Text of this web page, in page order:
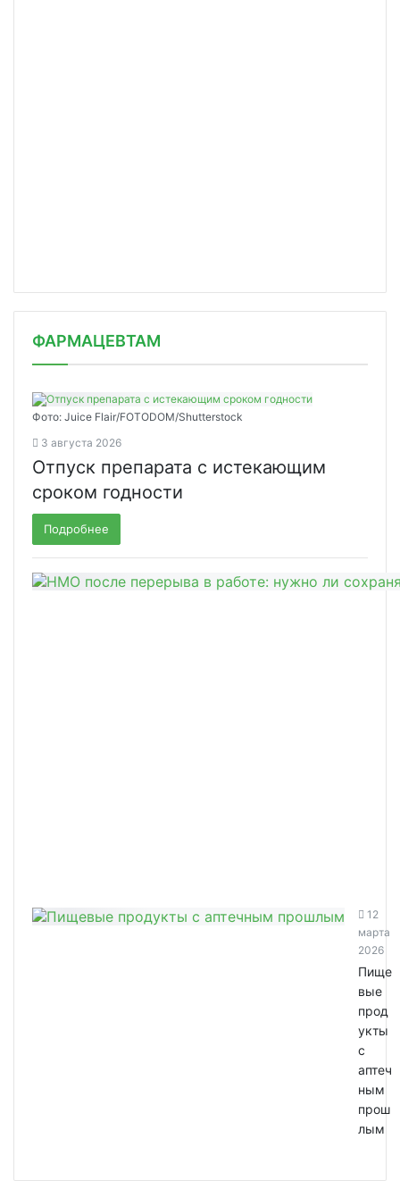
ФАРМАЦЕВТАМ
Фото: Juice Flair/FOTODOM/Shutterstoсk
3 августа 2026
Отпуск препарата с истекающим
сроком годности
Подробнее
12
марта
2026
Пище
вые
прод
укты
с
аптеч
ным
прош
лым